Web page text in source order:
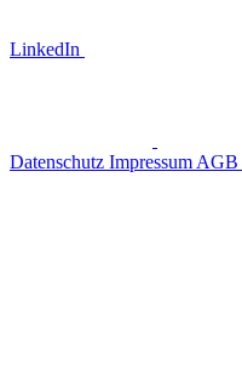
LinkedIn
Datenschutz Impressum AGB